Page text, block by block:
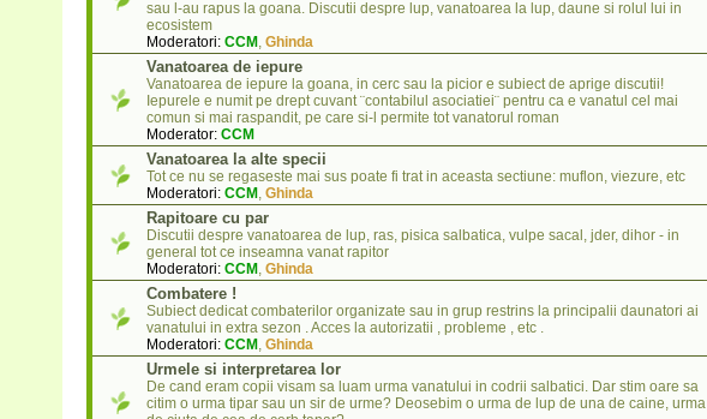
sau l-au rapus la goana. Discutii despre lup, vanatoarea la lup, daune si rolul lui in
ecosistem
Moderatori: CCM , Ghinda
Vanatoarea de iepure
Vanatoarea de iepure la goana, in cerc sau la picior e subiect de aprige discutii!
Iepurele e numit pe drept cuvant ¨contabilul asociatiei¨ pentru ca e vanatul cel mai
comun si mai raspandit, pe care si-l permite tot vanatorul roman
Moderator: CCM
Vanatoarea la alte specii
Tot ce nu se regaseste mai sus poate fi trat in aceasta sectiune: muflon, viezure, etc
Moderatori: CCM , Ghinda
Rapitoare cu par
Discutii despre vanatoarea de lup, ras, pisica salbatica, vulpe sacal, jder, dihor - in
general tot ce inseamna vanat rapitor
Moderatori: CCM , Ghinda
Combatere !
Subiect dedicat combaterilor organizate sau in grup restrins la principalii daunatori ai
vanatului in extra sezon . Acces la autorizatii , probleme , etc .
Moderatori: CCM , Ghinda
Urmele si interpretarea lor
De cand eram copii visam sa luam urma vanatului in codrii salbatici. Dar stim oare sa
citim o urma tipar sau un sir de urme? Deosebim o urma de lup de una de caine, urma